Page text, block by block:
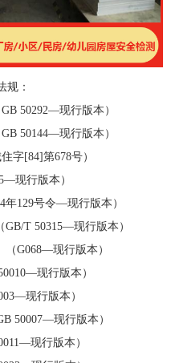
规：
50292—现行版本）
50144—现行版本）
字[84]第678号）
现行版本）
年129号令—现行版本）
T 50315—现行版本）
G068—现行版本）
现行版本）
现行版本）
50007—现行版本）
现行版本）